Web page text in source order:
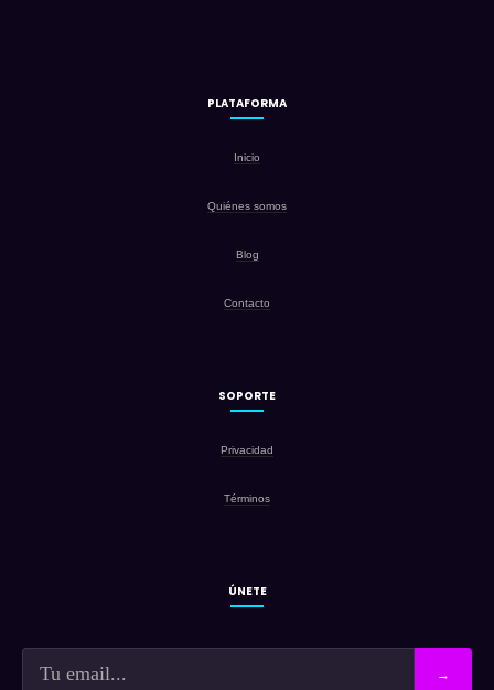
PLATAFORMA
Inicio
Quiénes somos
Blog
Contacto
SOPORTE
Privacidad
Términos
ÚNETE
→